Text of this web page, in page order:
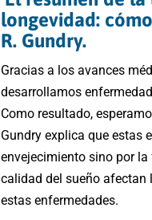
longevidad:
R. Gundry.
Gracias a los avances
desarrollamos
Como resultado,
Gundry explica que estas
envejecimiento sino por
calidad del sueño afectan
estas enfermedades.